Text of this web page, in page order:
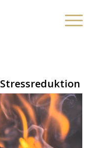
Stressreduktion